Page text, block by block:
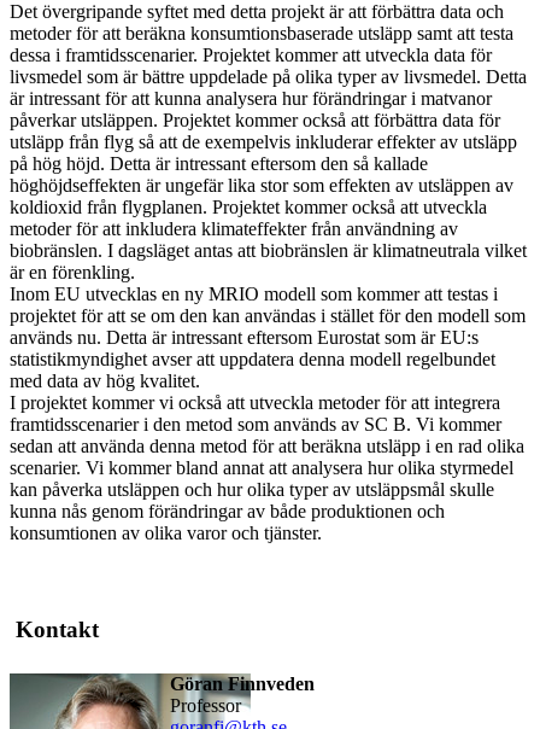
Det övergripande syftet med detta projekt är att förbättra data och
metoder för att beräkna konsumtionsbaserade utsläpp samt att testa
dessa i framtidsscenarier. Projektet kommer att utveckla data för
livsmedel som är bättre uppdelade på olika typer av livsmedel. Detta
är intressant för att kunna analysera hur förändringar i matvanor
påverkar utsläppen. Projektet kommer också att förbättra data för
utsläpp från flyg så att de exempelvis inkluderar effekter av utsläpp
på hög höjd. Detta är intressant eftersom den så kallade
höghöjdseffekten är ungefär lika stor som effekten av utsläppen av
koldioxid från flygplanen. Projektet kommer också att utveckla
metoder för att inkludera klimateffekter från användning av
biobränslen. I dagsläget antas att biobränslen är klimatneutrala vilket
är en förenkling.
Inom EU utvecklas en ny MRIO modell som kommer att testas i
projektet för att se om den kan användas i stället för den modell som
används nu. Detta är intressant eftersom Eurostat som är EU:s
statistikmyndighet avser att uppdatera denna modell regelbundet
med data av hög kvalitet.
I projektet kommer vi också att utveckla metoder för att integrera
framtidsscenarier i den metod som används av SC B. Vi kommer
sedan att använda denna metod för att beräkna utsläpp i en rad olika
scenarier. Vi kommer bland annat att analysera hur olika styrmedel
kan påverka utsläppen och hur olika typer av utsläppsmål skulle
kunna nås genom förändringar av både produktionen och
konsumtionen av olika varor och tjänster.
Kontakt
Göran Finnveden
professor